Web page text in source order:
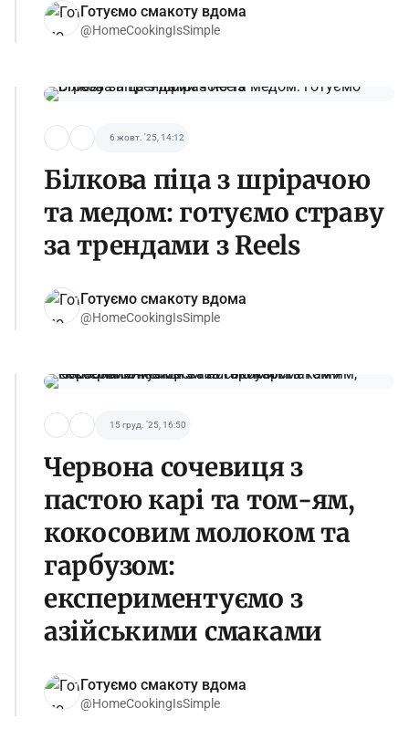
Готуємо смакоту вдома
@HomeCookingIsSimple
6 жовт. '25, 14:12
Білкова піца з шрірачою
та медом: готуємо страву
за трендами з Reels
Готуємо смакоту вдома
@HomeCookingIsSimple
15 груд. '25, 16:50
Червона сочевиця з
пастою карі та том-ям,
кокосовим молоком та
гарбузом:
експериментуємо з
азійськими смаками
Готуємо смакоту вдома
@HomeCookingIsSimple